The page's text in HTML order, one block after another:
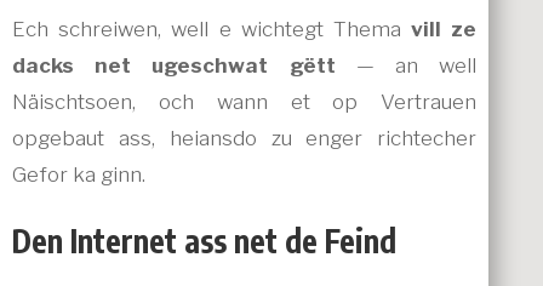
Ech schreiwen, well e wichtegt Themavill ze
dacks net ugeschwat gëtt — an well
Näischtsoen, och wann et op Vertrauen
opgebaut ass, heiansdo zu enger richtecher
Gefor ka ginn.
Den Internet ass net de Feind